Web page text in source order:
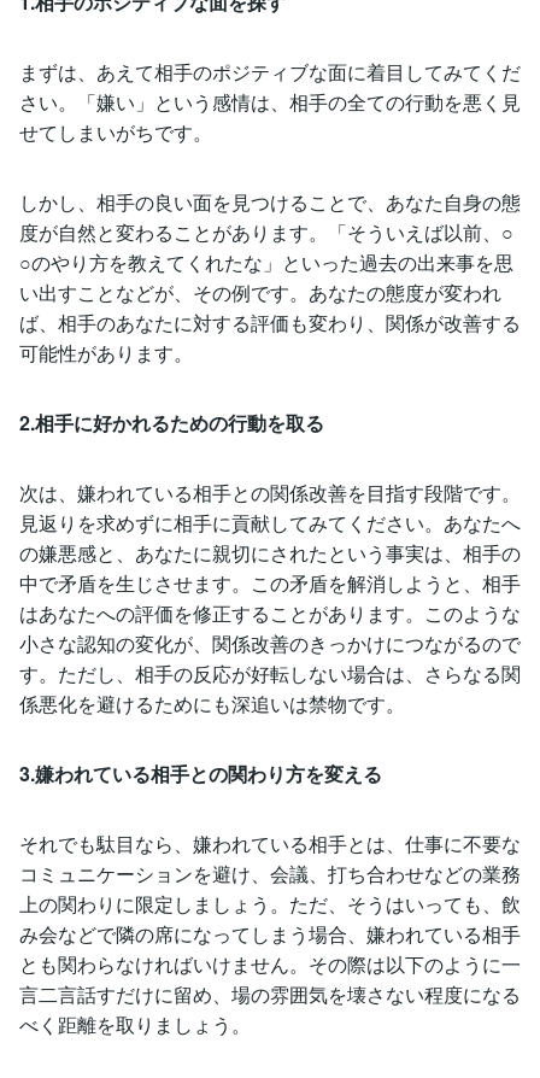
まずは、あえて相手のポジティブな面に着目してみてくだ
さい。「嫌い」という感情は、相手の全ての行動を悪く見
せてしまいがちです。
しかし、相手の良い面を見つけることで、あなた自身の態
度が自然と変わることがあります。「そういえば以前、○
○のやり方を教えてくれたな」といった過去の出来事を思
い出すことなどが、その例です。あなたの態度が変われ
ば、相手のあなたに対する評価も変わり、関係が改善する
可能性があります。
2.相手に好かれるための行動を取る
次は、嫌われている相手との関係改善を目指す段階です。
見返りを求めずに相手に貢献してみてください。あなたへ
の嫌悪感と、あなたに親切にされたという事実は、相手の
中で矛盾を生じさせます。この矛盾を解消しようと、相手
はあなたへの評価を修正することがあります。このような
小さな認知の変化が、関係改善のきっかけにつながるので
す。ただし、相手の反応が好転しない場合は、さらなる関
係悪化を避けるためにも深追いは禁物です。
3.嫌われている相手との関わり方を変える
それでも駄目なら、嫌われている相手とは、仕事に不要な
コミュニケーションを避け、会議、打ち合わせなどの業務
上の関わりに限定しましょう。ただ、そうはいっても、飲
み会などで隣の席になってしまう場合、嫌われている相手
とも関わらなければいけません。その際は以下のように一
言二言話すだけに留め、場の雰囲気を壊さない程度になる
べく距離を取りましょう。